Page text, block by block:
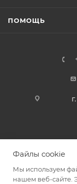
ПОМОЩЬ
Файлы cookie
Мы используем
нашем веб-сайте.